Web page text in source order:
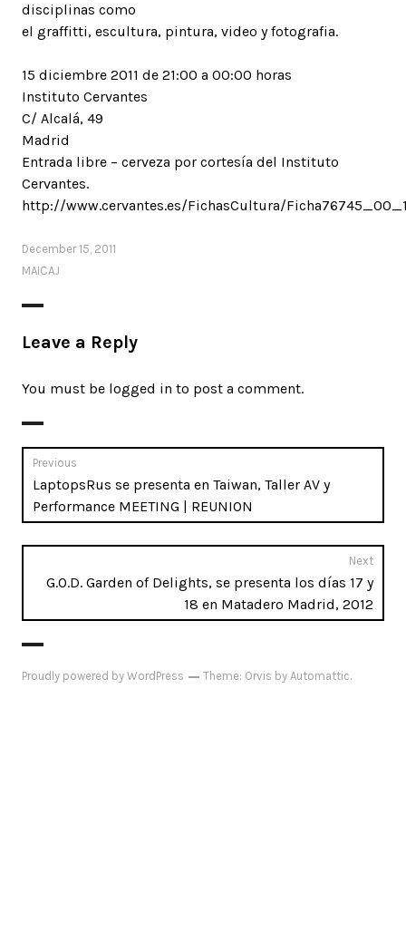
disciplinas como
el graffitti, escultura, pintura, video y fotografia.
15 diciembre 2011 de 21:00 a 00:00 horas
Instituto Cervantes
C/ Alcalá, 49
Madrid
Entrada libre – cerveza por cortesía del Instituto
Cervantes.
http://www.cervantes.es/FichasCultura/
December 15, 2011
MAICAJ
Leave a Reply
You must be logged in to post a comment.
Post
navigation
Previous
Previous
post:
LaptopsRus se presenta en Taiwan, Taller AV y
Performance MEETING | REUNION
Next
Next
G.O.D. Garden of Delights, se presenta los días 17 y
18 en Matadero Madrid, 2012
Proudly powered by WordPress Theme: Orvis by Automattic.